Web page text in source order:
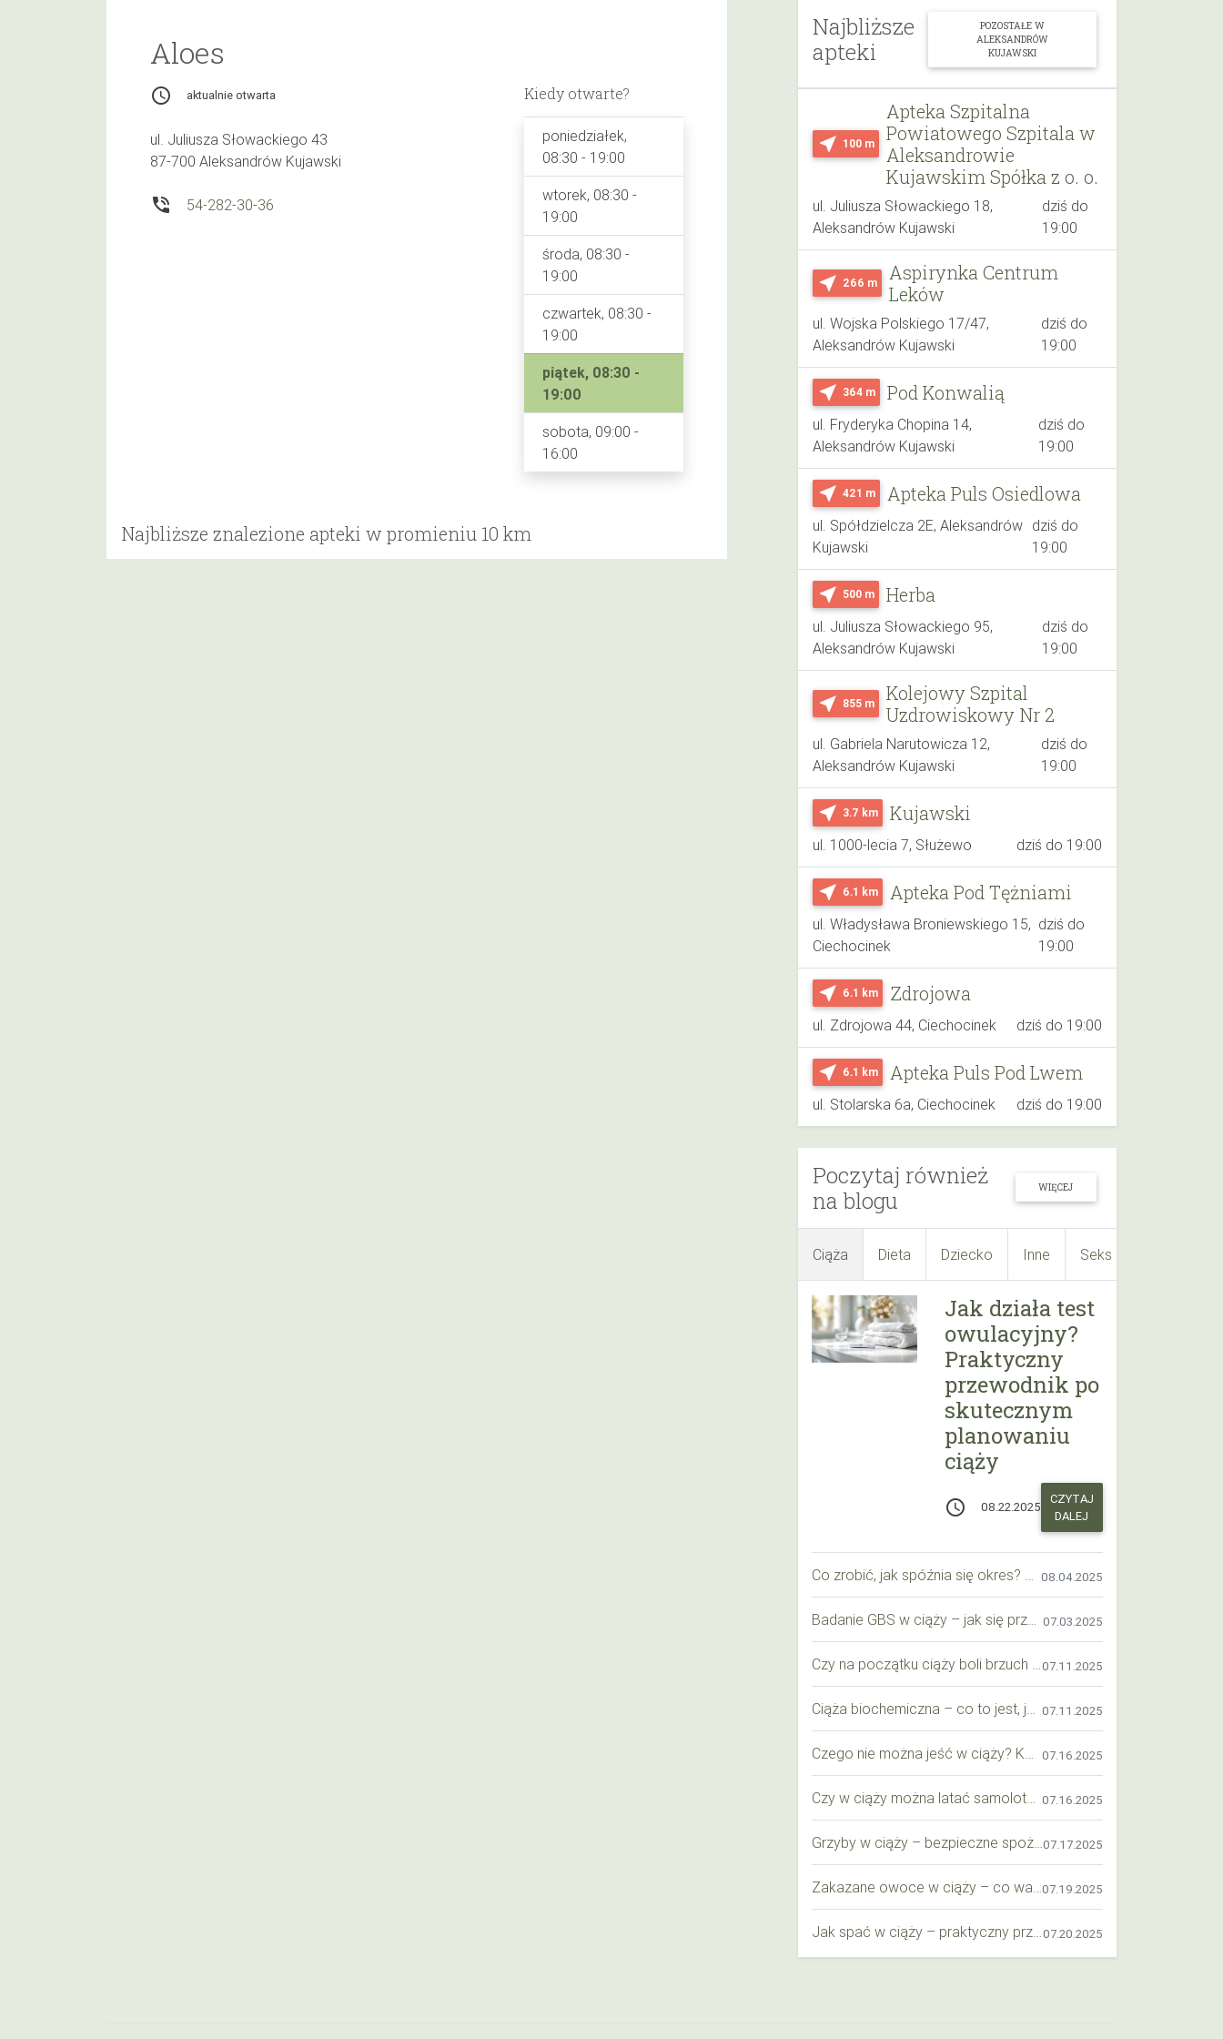
Najbliższe
apteki
POZOSTAŁE W
ALEKSANDRÓW
KUJAWSKI
near_me 100 m
Apteka Szpitalna
Powiatowego Szpitala w
Aleksandrowie
Kujawskim Spółka z o. o.
ul. Juliusza Słowackiego 18,
Aleksandrów Kujawski
dziś do
19:00
near_me 266 m
Aspirynka Centrum
Leków
ul. Wojska Polskiego 17/47,
Aleksandrów Kujawski
dziś do
19:00
near_me 364 m Pod Konwalią
ul. Fryderyka Chopina 14,
Aleksandrów Kujawski
dziś do
19:00
near_me 421 m Apteka Puls Osiedlowa
ul. Spółdzielcza 2E, Aleksandrów
Kujawski
dziś do
19:00
near_me 500 m Herba
ul. Juliusza Słowackiego 95,
Aleksandrów Kujawski
dziś do
19:00
near_me 855 m
Kolejowy Szpital
Uzdrowiskowy Nr 2
ul. Gabriela Narutowicza 12,
Aleksandrów Kujawski
dziś do
19:00
near_me 3.7 km Kujawski
ul. 1000-lecia 7, Służewo dziś do 19:00
near_me 6.1 km Apteka Pod Tężniami
ul. Władysława Broniewskiego 15,
Ciechocinek
dziś do
19:00
near_me 6.1 km Zdrojowa
ul. Zdrojowa 44, Ciechocinek dziś do 19:00
near_me 6.1 km Apteka Puls Pod Lwem
ul. Stolarska 6a, Ciechocinek dziś do 19:00
Poczytaj również
na blogu
WIĘCEJ
Ciąża Dieta Dziecko Inne Seks
Jak działa test
owulacyjny?
Praktyczny
przewodnik po
skutecznym
planowaniu
ciąży
access_time 08.22.2025
CZYTAJ
DALEJ
08.04.2025
07.03.2025
07.11.2025
07.11.2025
07.16.2025
07.16.2025
07.17.2025
07.19.2025
07.20.2025
Aloes
access_time aktualnie otwarta
ul. Juliusza Słowackiego 43
87-700 Aleksandrów Kujawski
phone_in_talk 54-282-30-36
Kiedy otwarte?
poniedziałek,
08:30 - 19:00
wtorek, 08:30 -
19:00
środa, 08:30 -
19:00
czwartek, 08:30 -
19:00
piątek, 08:30 -
19:00
sobota, 09:00 -
16:00
Najbliższe znalezione apteki w promieniu 10 km